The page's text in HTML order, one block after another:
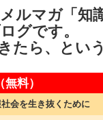
ルマガ「知
グです。
たら、と
料）
会を生き抜くために